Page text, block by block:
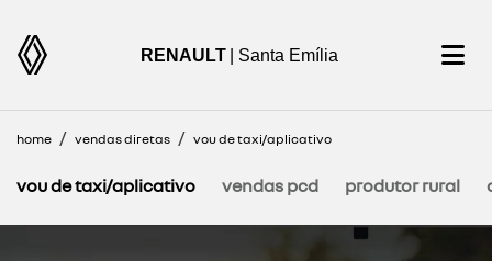
RENAULT | Santa Emília
home vendas diretas vou de taxi/aplicativo
vendas pcd
vou de taxi/aplicativo produtor rural